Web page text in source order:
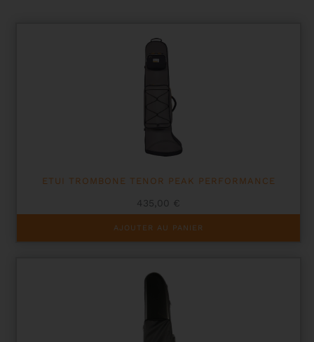
ETUI TROMBONE TENOR PEAK PERFORMANCE
435,00 €
AJOUTER AU PANIER